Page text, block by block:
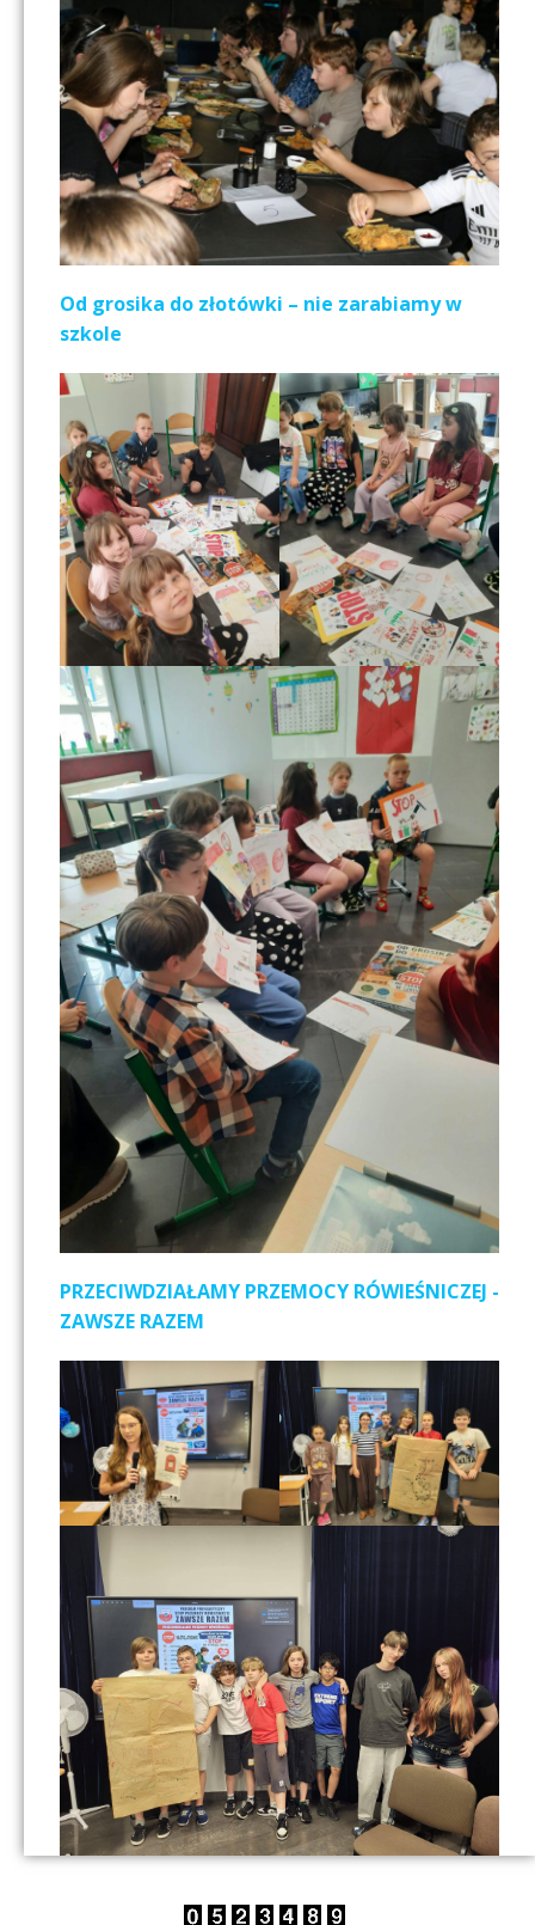
Od grosika do złotówki – nie zarabiamy w
szkole
PRZECIWDZIAŁAMY PRZEMOCY RÓWIEŚNICZEJ -
ZAWSZE RAZEM